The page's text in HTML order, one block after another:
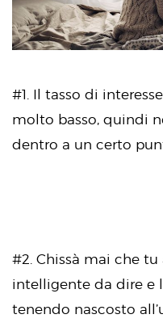
#1. Il tasso di
molto basso, quindi
dentro a un certo
#2. Chissà mai che
intelligente da dire e
tenendo nascosto